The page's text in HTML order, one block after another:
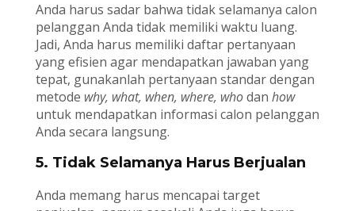
Anda harus sadar bahwa tidak selamanya calon
pelanggan Anda tidak memiliki waktu luang.
Jadi, Anda harus memiliki daftar pertanyaan
yang efisien agar mendapatkan jawaban yang
tepat, gunakanlah pertanyaan standar dengan
metode why, what, when, where, whodan how
untuk mendapatkan informasi calon pelanggan
Anda secara langsung.
5. Tidak Selamanya Harus Berjualan
Anda memang harus mencapai target